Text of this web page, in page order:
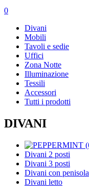
0
Divani
Mobili
Tavoli e sedie
Uffici
Zona Notte
Illuminazione
Tessili
Accessori
Tutti i prodotti
DIVANI
Divani 2 posti
Divani 3 posti
Divani con penisola
Divani letto